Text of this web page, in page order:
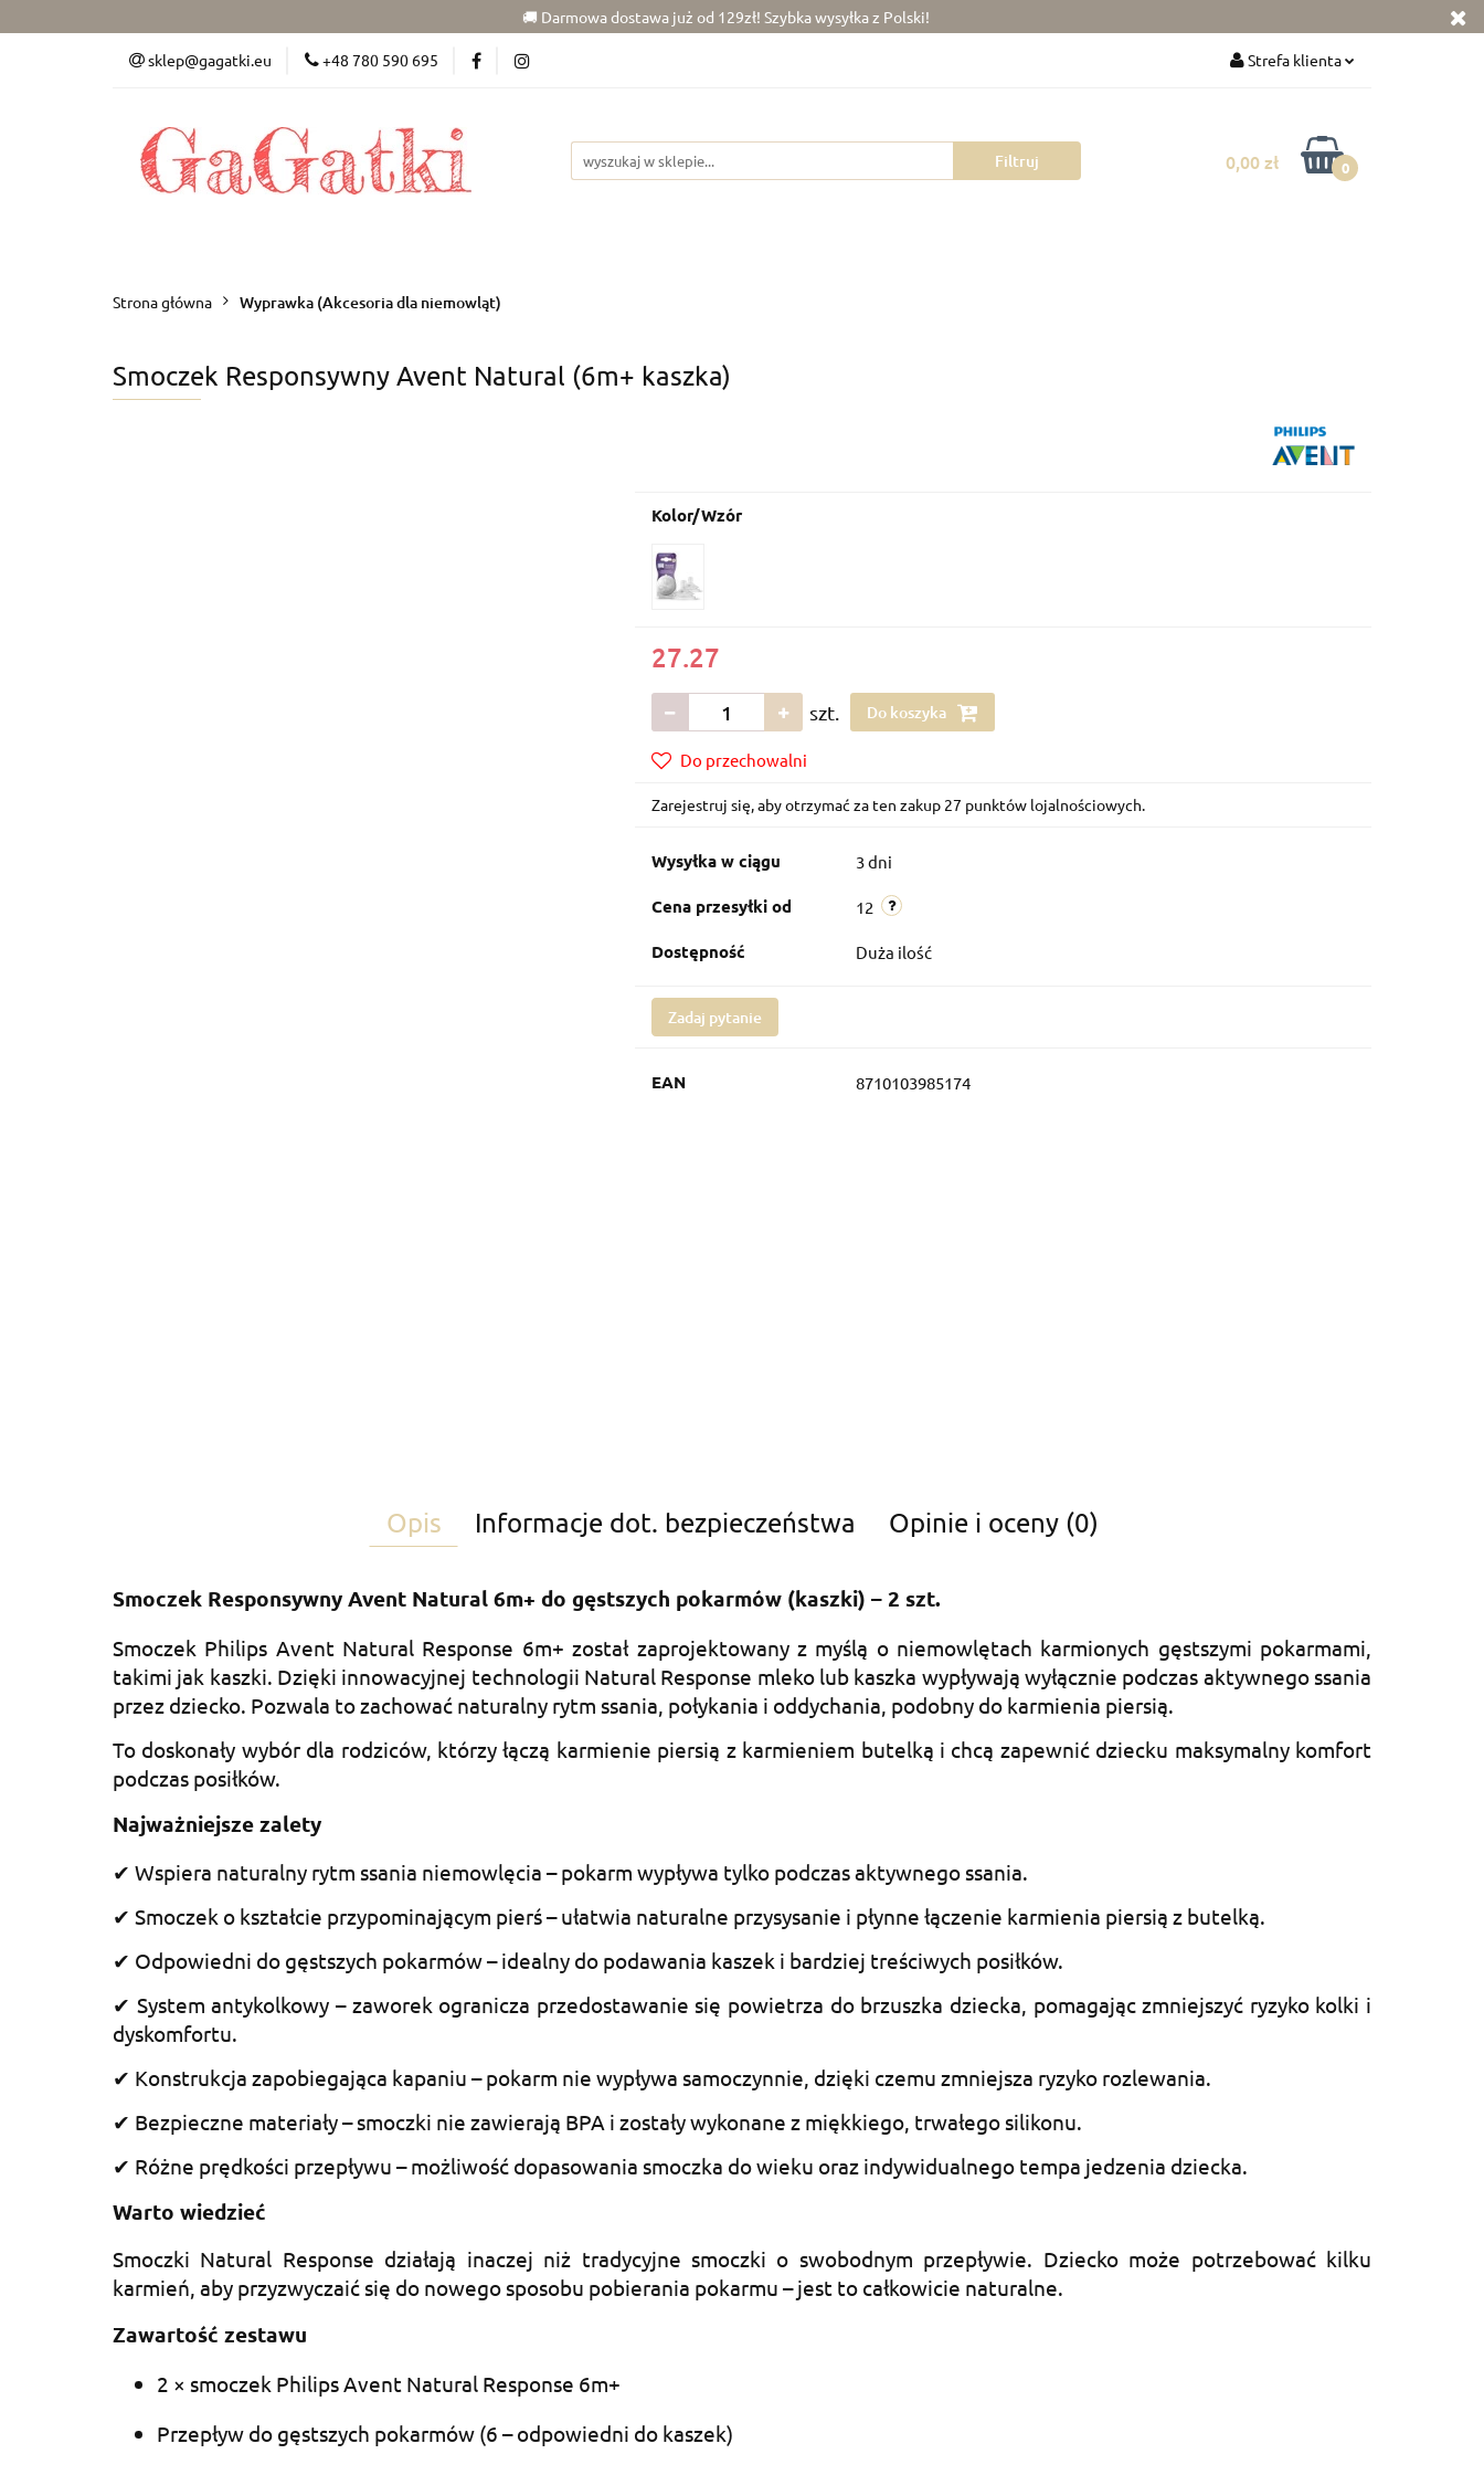
🚚 Darmowa dostawa już od 129zł! Szybka wysyłka z Polski!
sklep@gagatki.eu +48 780 590 695 Strefa klienta
Zarejestruj się
Dodaj zgłoszenie
0,00 zł 0
Dziewczynka (50-86) Chłopiec (50-86) Junior (92-140) Wyprawka Zabawki
Strona główna Wyprawka (Akcesoria dla niemowląt)
Smoczek Responsywny Avent Natural (6m+ kaszka)
Kolor/Wzór
27.27
szt. Do koszyka
Do przechowalni
Zarejestruj się, aby otrzymać za ten zakup 27 punktów lojalnościowych.
Wysyłka w ciągu 3 dni
Cena przesyłki od 12
Dostępność Duża ilość
Zadaj pytanie
EAN 8710103985174
Opis Informacje dot. bezpieczeństwa Opinie i oceny (0)
Smoczek Responsywny Avent Natural 6m+ do gęstszych pokarmów (kaszki) – 2 szt.
Smoczek Philips Avent Natural Response 6m+ został zaprojektowany z myślą o niemowlętach karmionych gęstszymi pokarmami,
takimi jak kaszki. Dzięki innowacyjnej technologii Natural Response mleko lub kaszka wypływają wyłącznie podczas aktywnego ssania
przez dziecko. Pozwala to zachować naturalny rytm ssania, połykania i oddychania, podobny do karmienia piersią.
To doskonały wybór dla rodziców, którzy łączą karmienie piersią z karmieniem butelką i chcą zapewnić dziecku maksymalny komfort
podczas posiłków.
Najważniejsze zalety
✔ Wspiera naturalny rytm ssania niemowlęcia – pokarm wypływa tylko podczas aktywnego ssania.
✔ Smoczek o kształcie przypominającym pierś – ułatwia naturalne przysysanie i płynne łączenie karmienia piersią z butelką.
✔ Odpowiedni do gęstszych pokarmów – idealny do podawania kaszek i bardziej treściwych posiłków.
✔ System antykolkowy – zaworek ogranicza przedostawanie się powietrza do brzuszka dziecka, pomagając zmniejszyć ryzyko kolki i
dyskomfortu.
✔ Konstrukcja zapobiegająca kapaniu – pokarm nie wypływa samoczynnie, dzięki czemu zmniejsza ryzyko rozlewania.
✔ Bezpieczne materiały – smoczki nie zawierają BPA i zostały wykonane z miękkiego, trwałego silikonu.
✔ Różne prędkości przepływu – możliwość dopasowania smoczka do wieku oraz indywidualnego tempa jedzenia dziecka.
Warto wiedzieć
Smoczki Natural Response działają inaczej niż tradycyjne smoczki o swobodnym przepływie. Dziecko może potrzebować kilku
karmień, aby przyzwyczaić się do nowego sposobu pobierania pokarmu – jest to całkowicie naturalne.
Zawartość zestawu
2 × smoczek Philips Avent Natural Response 6m+
Przepływ do gęstszych pokarmów (6 – odpowiedni do kaszek)